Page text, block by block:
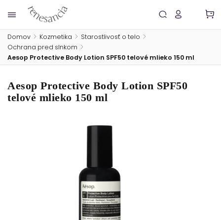
Domov / Kozmetika / Starostlivosť o telo /
Ochrana pred slnkom /
Aesop Protective Body Lotion SPF50 telové mlieko 150 ml
Aesop Protective Body Lotion SPF50
telové mlieko 150 ml